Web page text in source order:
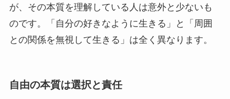
が、その本質を理解している人は意外と少ないも
のです。「自分の好きなように生きる」と「周囲
との関係を無視して生きる」は全く異なります。
自由の本質は選択と責任